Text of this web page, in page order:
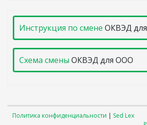
Инструкция по смене ОКВЭД
Схема смены ОКВЭД для ООО
Политика конфиденциальности | Sed Lex